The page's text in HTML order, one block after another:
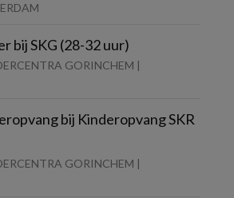
bij SKG (28-32 uur)
GORINCHEM |
bij Kinderopvang SKR
GORINCHEM |